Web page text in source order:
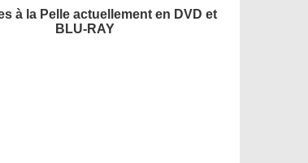
à la Pelle actuellement en DVD et
BLU-RAY